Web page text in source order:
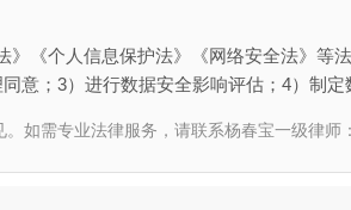
》《个人信息保护法》《网络安全法》等
意；3）进行数据安全影响评估；4）制定
。如需专业法律服务，请联系杨春宝一级律